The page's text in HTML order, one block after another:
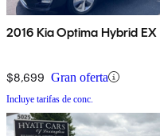
2016 Kia Optima Hybrid EX
$8,699 Gran oferta
Incluye tarifas de conc.